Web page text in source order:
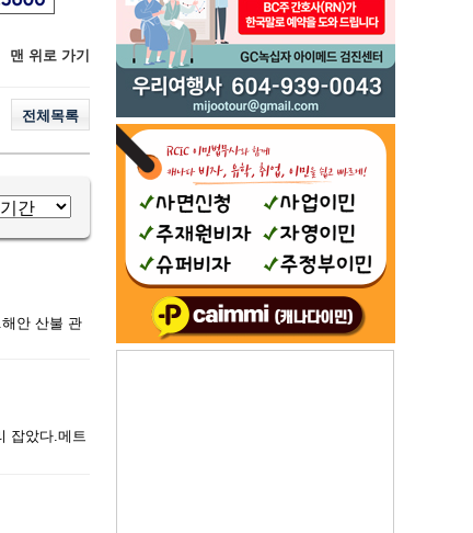
맨 위로 가기
전체목록
안 산불 관
잡았다.메트